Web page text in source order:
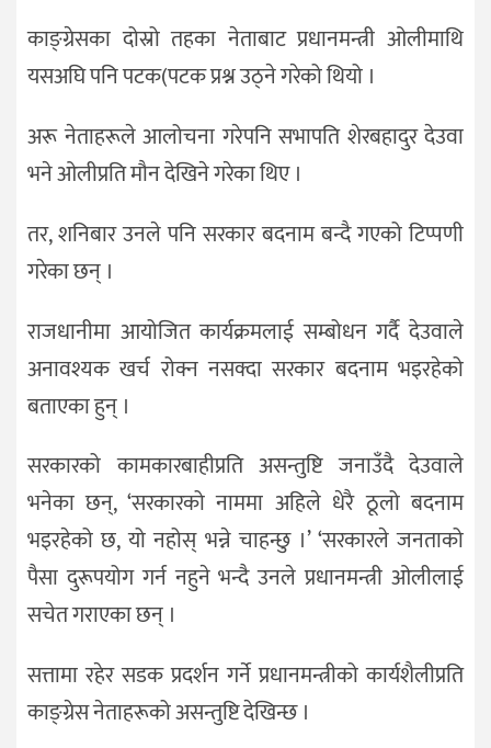
काङ्ग्रेसका दोस्रो तहका नेताबाट प्रधानमन्त्री ओलीमाथि
यसअघि पनि पटक(पटक प्रश्न उठ्ने गरेको थियो ।
अरू नेताहरूले आलोचना गरेपनि सभापति शेरबहादुर देउवा
भने ओलीप्रति मौन देखिने गरेका थिए ।
तर, शनिबार उनले पनि सरकार बदनाम बन्दै गएको टिप्पणी
गरेका छन् ।
राजधानीमा आयोजित कार्यक्रमलाई सम्बोधन गर्दै देउवाले
अनावश्यक खर्च रोक्न नसक्दा सरकार बदनाम भइरहेको
बताएका हुन् ।
सरकारको कामकारबाहीप्रति असन्तुष्टि जनाउँदै देउवाले
भनेका छन्, ‘सरकारको नाममा अहिले धेरै ठूलो बदनाम
भइरहेको छ, यो नहोस् भन्ने चाहन्छु ।’ ‘सरकारले जनताको
पैसा दुरूपयोग गर्न नहुने भन्दै उनले प्रधानमन्त्री ओलीलाई
सचेत गराएका छन् ।
सत्तामा रहेर सडक प्रदर्शन गर्ने प्रधानमन्त्रीको कार्यशैलीप्रति
काङ्ग्रेस नेताहरूको असन्तुष्टि देखिन्छ ।